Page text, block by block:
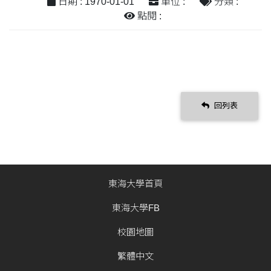
點閱 :
回列表
東海大學首頁
東海大學FB
校園地圖
繁體中文